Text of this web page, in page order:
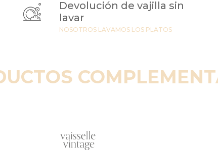
Devolución de vajilla sin
lavar
NOSOTROS LAVAMOS LOS PLATOS